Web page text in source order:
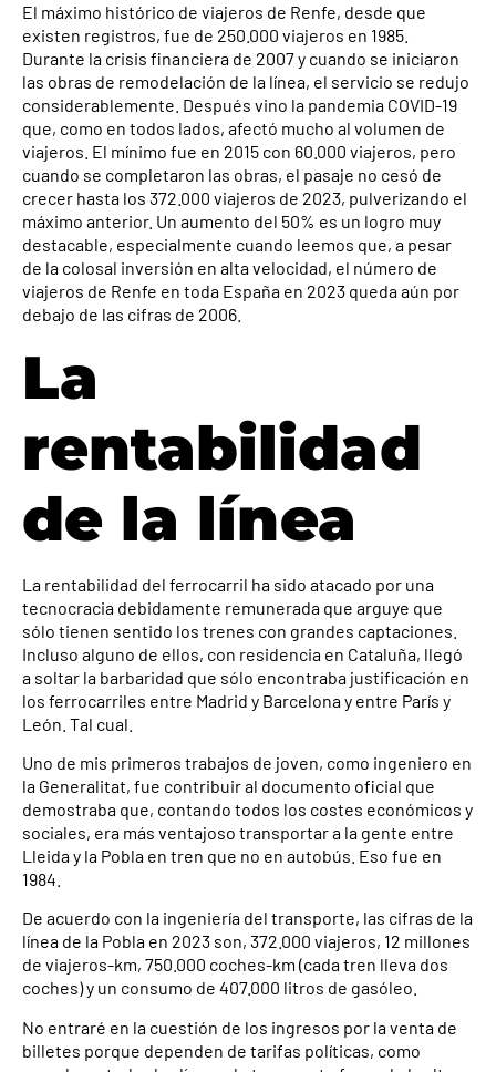
El máximo histórico de viajeros de Renfe, desde que
existen registros, fue de 250.000 viajeros en 1985.
Durante la crisis financiera de 2007 y cuando se iniciaron
las obras de remodelación de la línea, el servicio se redujo
considerablemente. Después vino la pandemia COVID-19
que, como en todos lados, afectó mucho al volumen de
viajeros. El mínimo fue en 2015 con 60.000 viajeros, pero
cuando se completaron las obras, el pasaje no cesó de
crecer hasta los 372.000 viajeros de 2023, pulverizando el
máximo anterior. Un aumento del 50% es un logro muy
destacable, especialmente cuando leemos que, a pesar
de la colosal inversión en alta velocidad, el número de
viajeros de Renfe en toda España en 2023 queda aún por
debajo de las cifras de 2006.
La
rentabilidad
de la línea
La rentabilidad del ferrocarril ha sido atacado por una
tecnocracia debidamente remunerada que arguye que
sólo tienen sentido los trenes con grandes captaciones.
Incluso alguno de ellos, con residencia en Cataluña, llegó
a soltar la barbaridad que sólo encontraba justificación en
los ferrocarriles entre Madrid y Barcelona y entre París y
León. Tal cual.
Uno de mis primeros trabajos de joven, como ingeniero en
la Generalitat, fue contribuir al documento oficial que
demostraba que, contando todos los costes económicos y
sociales, era más ventajoso transportar a la gente entre
Lleida y la Pobla en tren que no en autobús. Eso fue en
1984.
De acuerdo con la ingeniería del transporte, las cifras de la
línea de la Pobla en 2023 son, 372.000 viajeros, 12 millones
de viajeros-km, 750.000 coches-km (cada tren lleva dos
coches) y un consumo de 407.000 litros de gasóleo.
No entraré en la cuestión de los ingresos por la venta de
billetes porque dependen de tarifas políticas, como